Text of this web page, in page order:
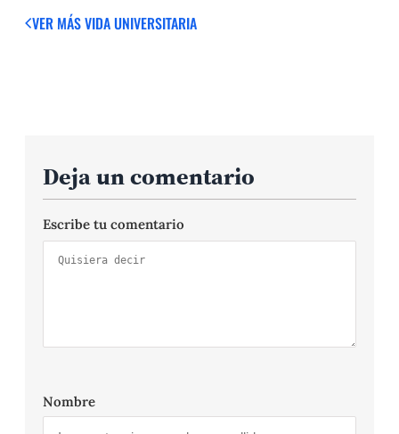
VER MÁSVIDA UNIVERSITARIA
Deja un comentario
Escribe tu comentario
Nombre